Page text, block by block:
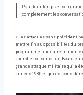
Pour leur temps et son
complètement les
« Les attaques sans précédent
mettre fin aux possibilités du
programme nucléaire iranien »,
chercheuse senior du Board
grande attaque militaire qui a
années 1980 et qui est